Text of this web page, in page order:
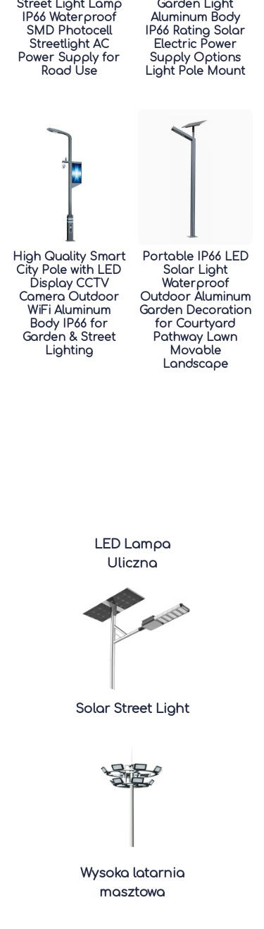
Street Light Lamp
IP66 Waterproof
SMD Photocell
Streetlight AC
Power Supply for
Road Use
Garden Light
Aluminum Body
IP66 Rating Solar
Electric Power
Supply Options
Light Pole Mount
High Quality Smart
City Pole with LED
Display CCTV
Camera Outdoor
WiFi Aluminum
Body IP66 for
Garden & Street
Lighting
Portable IP66 LED
Solar Light
Waterproof
Outdoor Aluminum
Garden Decoration
for Courtyard
Pathway Lawn
Movable
Landscape
LED Lampa
Uliczna
Solar Street Light
Wysoka latarnia
masztowa